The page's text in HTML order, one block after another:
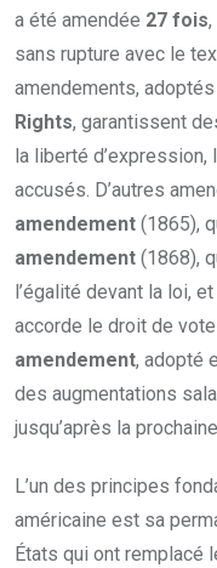
a été amendée 27 fois
sans rupture avec le
amendements,
Rights, garantissent
la liberté
accusés. D’autres
amendement (1865),
amendement (1868),
l’égalité devant la loi,
accorde le droit de
amendement, adopté
des augmentations
jusqu’après la
L’un des principes
américaine est sa
États qui ont remplacé